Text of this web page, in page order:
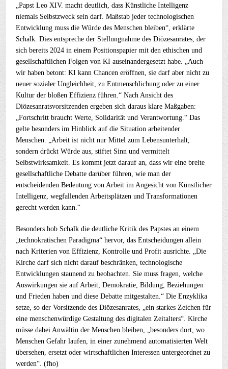
„Papst Leo XIV. macht deutlich, dass Künstliche Intelligenz
niemals Selbstzweck sein darf. Maßstab jeder technologischen
Entwicklung muss die Würde des Menschen bleiben“, erklärte
Schalk. Dies entspreche der Stellungnahme des Diözesanrates, der
sich bereits 2024 in einem Positionspapier mit den ethischen und
gesellschaftlichen Folgen von KI auseinandergesetzt habe. „Auch
wir haben betont: KI kann Chancen eröffnen, sie darf aber nicht zu
neuer sozialer Ungleichheit, zu Entmenschlichung oder zu einer
Kultur der bloßen Effizienz führen.“ Nach Ansicht des
Diözesanratsvorsitzenden ergeben sich daraus klare Maßgaben:
„Fortschritt braucht Werte, Solidarität und Verantwortung.“ Das
gelte besonders im Hinblick auf die Situation arbeitender
Menschen. „Arbeit ist nicht nur Mittel zum Lebensunterhalt,
sondern drückt Würde aus, stiftet Sinn und vermittelt
Selbstwirksamkeit. Es kommt jetzt darauf an, dass wir eine breite
gesellschaftliche Debatte darüber führen, wie man der
entscheidenden Bedeutung von Arbeit im Angesicht von Künstlicher
Intelligenz, wegfallenden Arbeitsplätzen und Transformationen
gerecht werden kann.“
Besonders hob Schalk die deutliche Kritik des Papstes an einem
„technokratischen Paradigma“ hervor, das Entscheidungen allein
nach Kriterien von Effizienz, Kontrolle und Profit ausrichte. „Die
Kirche darf sich nicht darauf beschränken, technologische
Entwicklungen staunend zu beobachten. Sie muss fragen, welche
Auswirkungen sie auf Arbeit, Demokratie, Bildung, Beziehungen
und Frieden haben und diese Debatte mitgestalten.“ Die Enzyklika
setze, so der Vorsitzende des Diözesanrates, „ein starkes Zeichen für
eine menschenwürdige Gestaltung des digitalen Zeitalters“. Kirche
müsse dabei Anwältin der Menschen bleiben, „besonders dort, wo
Menschen Gefahr laufen, in einer zunehmend automatisierten Welt
übersehen, ersetzt oder wirtschaftlichen Interessen untergeordnet zu
werden“. (fho)